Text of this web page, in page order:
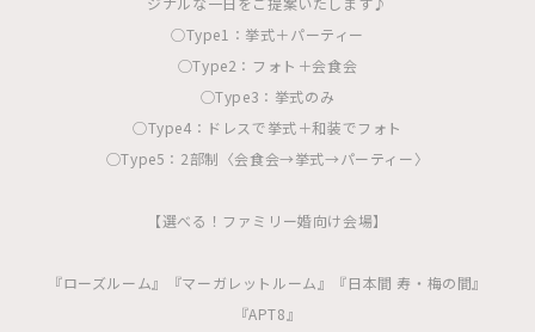
◯Type1：挙式＋パーティー
◯Type2：フォト＋会食会
◯Type3：挙式のみ
◯Type4：ドレスで挙式＋和装でフォト
◯Type5：2部制〈会食会→挙式→パーティー〉
【選べる！ファミリー婚向け会場】
『ローズルーム』『マーガレットルーム』『日本間 寿・梅の間』
『APT8』